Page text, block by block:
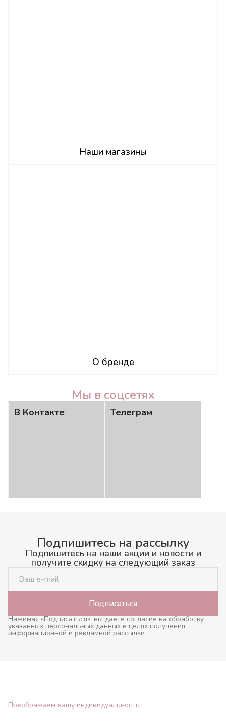
Наши магазины
О бренде
Мы в соцсетях
В Контакте Телеграм
Подпишитесь на рассылку
Подпишитесь на наши акции и новости и
получите скидку на следующий заказ
Подписаться
Нажимая «Подписаться», вы даете согласие на обработку
указанных персональных данных в целях получения
информационной и рекламной рассылки
Преображаем вашу индивидуальность